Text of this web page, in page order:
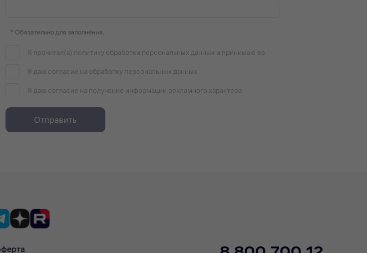
* Обязательно для заполнения.
Я прочитал(а) политику обработки персональных данных и принимаю ее
Я даю согласие на обработку персональных данных
Я даю согласие на получение информации рекламного характера
Отправить